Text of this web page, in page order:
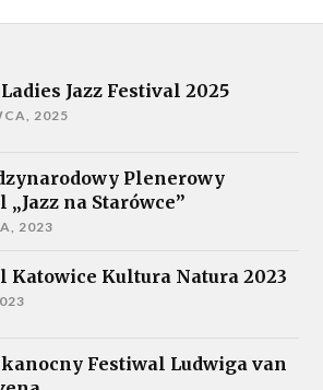
Jazz Festival 2025
2025
Plenerowy
„Jazz na Starówce”
2023
Katowice Kultura Natura 2023
Festiwal Ludwiga van